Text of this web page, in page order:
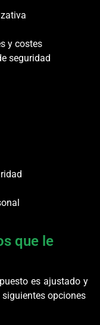
y costes
seguridad
que le
es ajustado y
opciones